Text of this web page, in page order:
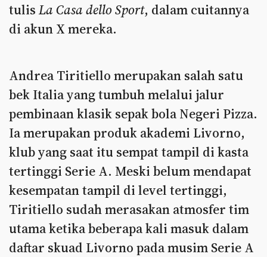
tulis La Casa dello Sport, dalam cuitannya
di akun X mereka.
Andrea Tiritiello merupakan salah satu
bek Italia yang tumbuh melalui jalur
pembinaan klasik sepak bola Negeri Pizza.
Ia merupakan produk akademi Livorno,
klub yang saat itu sempat tampil di kasta
tertinggi Serie A. Meski belum mendapat
kesempatan tampil di level tertinggi,
Tiritiello sudah merasakan atmosfer tim
utama ketika beberapa kali masuk dalam
daftar skuad Livorno pada musim Serie A